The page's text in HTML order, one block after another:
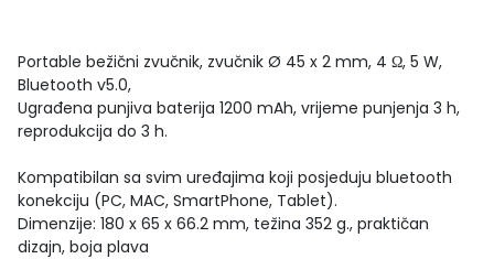
Portable bežični zvučnik, zvučnik Ø 45 x 2 mm, 4 Ω, 5 W,
Bluetooth v5.0,
Ugrađena punjiva baterija 1200 mAh, vrijeme punjenja 3 h,
reprodukcija do 3 h.
Kompatibilan sa svim uređajima koji posjeduju bluetooth
konekciju (PC, MAC, SmartPhone, Tablet).
Dimenzije: 180 x 65 x 66.2 mm, težina 352 g., praktičan
dizajn, boja plava